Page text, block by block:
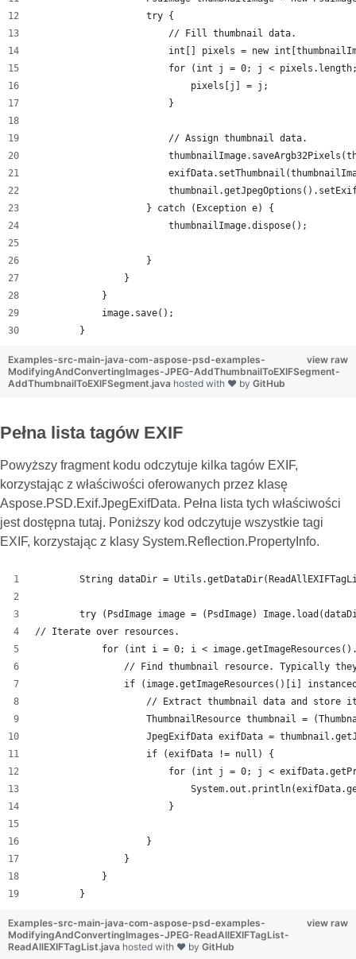
                    try {
                        // Fill thumbnail data.
int[] pixels = new
for (int j = 0; j <
                            pixels[j] = j;
                        }
                        // Assign thumbnail data.
                    } catch (Exception e) {
                        thumbnailImage.dispose();
                    }
                }
            }
            image.save();
        }
view raw
Examples-src-main-java-com-aspose-psd-examples-
ModifyingAndConvertingImages-JPEG-AddThumbnailToEXIFSegment-
AddThumbnailToEXIFSegment.java hosted with ❤ by GitHub
Pełna lista tagów EXIF
Powyższy fragment kodu odczytuje kilka tagów EXIF,
korzystając z właściwości oferowanych przez klasę
Aspose.PSD.Exif.JpegExifData. Pełna lista tych właściwości
jest dostępna tutaj. Poniższy kod odczytuje wszystkie tagi
EXIF, korzystając z klasy System.Reflection.PropertyInfo.
String dataDir =
try (PsdImage image = (PsdImage)
// Iterate over resources.
for (int i = 0; i <
// Find thumbnail resource. Typically
if (image.getImageResources()[i]
// Extract thumbnail data and store
ThumbnailResource thumbnail =
JpegExifData exifData =
                    if (exifData != null) {
for (int j = 0; j <
                        }
                    }
                }
            }
        }
view raw
Examples-src-main-java-com-aspose-psd-examples-
ModifyingAndConvertingImages-JPEG-ReadAllEXIFTagList-
ReadAllEXIFTagList.java hosted with ❤ by GitHub